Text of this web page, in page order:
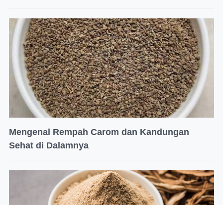
Mengenal Rempah Carom dan Kandungan
Sehat di Dalamnya